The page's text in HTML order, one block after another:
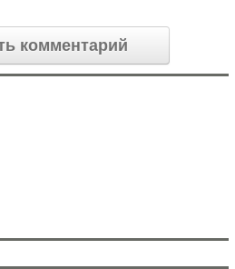
комментарий